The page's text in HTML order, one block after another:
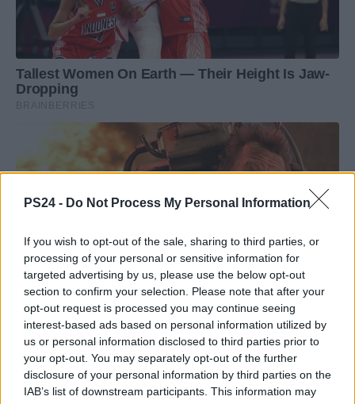
PS24 - Do Not Process My Personal Information
If you wish to opt-out of the sale, sharing to third parties, or
processing of your personal or sensitive information for
targeted advertising by us, please use the below opt-out
section to confirm your selection. Please note that after your
opt-out request is processed you may continue seeing
interest-based ads based on personal information utilized by
us or personal information disclosed to third parties prior to
your opt-out. You may separately opt-out of the further
disclosure of your personal information by third parties on the
IAB’s list of downstream participants. This information may